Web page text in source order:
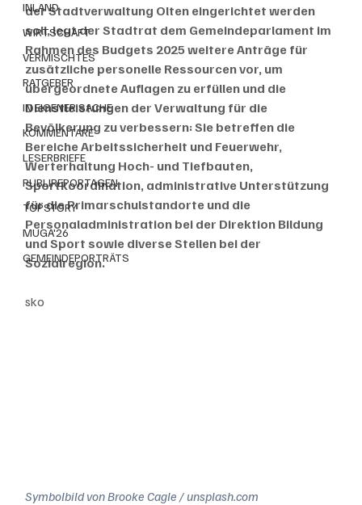
INLAND
WIRTSCHAFT
VERMISCHTES
RATGEBER
IN EIGENER SACHE
KOMMENTARE
LESERBRIEFE
PUBLIREPORTAGEN
TOPSTORY
MUGA'26
GEMEINDEPORTRÄTS
der Stadtverwaltung Olten eingerichtet werden
soll, legt der Stadtrat dem Gemeindeparlament im
Rahmen des Budgets 2025 weitere Anträge für
zusätzliche personelle Ressourcen vor, um
übergeordnete Auflagen zu erfüllen und die
Dienstleistungen der Verwaltung für die
Bevölkerung zu verbessern: Sie betreffen die
Bereiche Arbeitssicherheit und Feuerwehr,
Werterhaltung Hoch- und Tiefbauten,
Sportkoordination, administrative Unterstützung
für die Primarschulstandorte und die
Personaladministration bei der Direktion Bildung
und Sport sowie diverse Stellen bei der
Sozialregion.
sko
Symbolbild von Brooke Cagle / unsplash.com